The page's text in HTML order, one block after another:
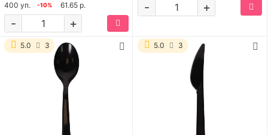
400 уп.
-10% 61.65 р.
+
-
+
-
5.0 3 5.0 3